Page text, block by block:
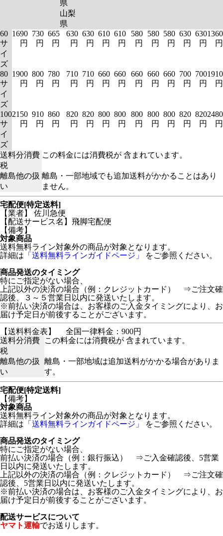
県
山梨
県
60
サ
イ
ズ
1690
円
730
円
665
円
630
円
630
円
610
円
610
円
580
円
580
円
580
円
630
円
630
円
1360
円
80
サ
イ
ズ
1900
円
800
円
780
円
710
円
710
円
660
円
660
円
660
円
660
円
660
円
700
円
700
円
1910
円
100
サ
イ
ズ
2150
円
910
円
860
円
820
円
820
円
800
円
800
円
800
円
800
円
800
円
820
円
820
円
2480
円
送料分消費
税
この料金には消費税が 含まれています。
離島他の扱
い
離島・一部地域でも追加送料がかかることはあり
ません。
宅配便[特定送料]
【業者】 佐川急便
【配送サービス名】飛脚宅配便
【備考】
対象商品
送料無料ライン対象外の商品が対象となります。
詳細は 「送料無料ラインガイドページ」
をご参照ください。
商品発送のタイミング
特にご指定がない場合、
上記以外の決済の場合（例：クレジットカード） ⇒ご注文確
認後、３～５営業日以内に発送いたします。
※前払い決済の場合は、お客様のご入金タイミングにより、お
届け予定日が前後することがございます。
【送料料金表】
全国一律料金：900円
送料分消費
税
この料金には消費税が 含まれています。
離島他の扱
い
離島・一部地域は追加送料がかかる場合がありま
す。
宅配便[特定送料]
【備考】
対象商品
送料無料ライン対象外の商品が対象となります。
詳細は 「送料無料ラインガイドページ」
をご参照ください。
商品発送のタイミング
特にご指定がない場合、
前払い決済の場合（例：銀行振込） ⇒ご入金確認後、5営業
日以内に発送いたします。
上記以外の決済の場合（例：クレジットカード） ⇒ご注文確
認後、5営業日以内に発送いたします。
※前払い決済の場合は、お客様のご入金タイミングにより、お
届け予定日が前後することがございます。
配送サービスについて
ヤマト運輸でお送りします。